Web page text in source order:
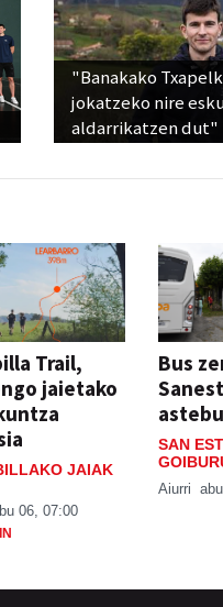
"Banakako
jokatzeko nire
aldarrikatzen dut"
Trail,
jaietako
JAIAK
06, 07:00
Bus
SAN
Aiurri